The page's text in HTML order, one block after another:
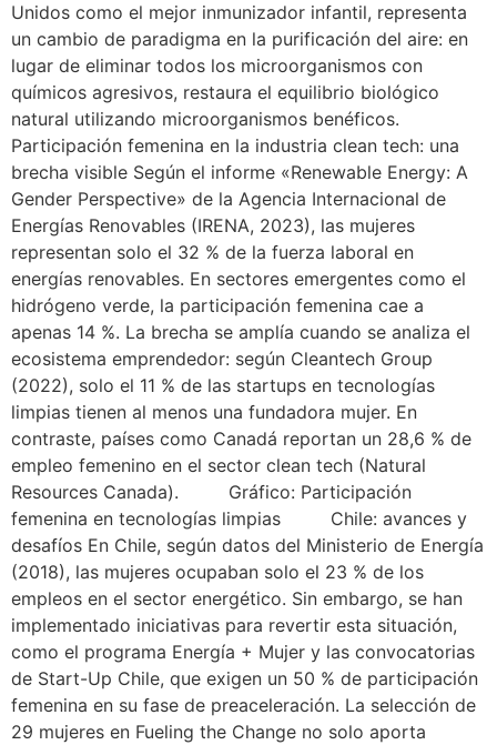
Unidos como el mejor inmunizador infantil, representa
un cambio de paradigma en la purificación del aire: en
lugar de eliminar todos los microorganismos con
químicos agresivos, restaura el equilibrio biológico
natural utilizando microorganismos benéficos.
Participación femenina en la industria clean tech: una
brecha visible Según el informe «Renewable Energy: A
Gender Perspective» de la Agencia Internacional de
Energías Renovables (IRENA, 2023), las mujeres
representan solo el 32 % de la fuerza laboral en
energías renovables. En sectores emergentes como el
hidrógeno verde, la participación femenina cae a
apenas 14 %. La brecha se amplía cuando se analiza el
ecosistema emprendedor: según Cleantech Group
(2022), solo el 11 % de las startups en tecnologías
limpias tienen al menos una fundadora mujer. En
contraste, países como Canadá reportan un 28,6 % de
empleo femenino en el sector clean tech (Natural
Resources Canada). Gráfico: Participación
femenina en tecnologías limpias Chile: avances y
desafíos En Chile, según datos del Ministerio de Energía
(2018), las mujeres ocupaban solo el 23 % de los
empleos en el sector energético. Sin embargo, se han
implementado iniciativas para revertir esta situación,
como el programa Energía + Mujer y las convocatorias
de Start-Up Chile, que exigen un 50 % de participación
femenina en su fase de preaceleración. La selección de
29 mujeres en Fueling the Change no solo aporta